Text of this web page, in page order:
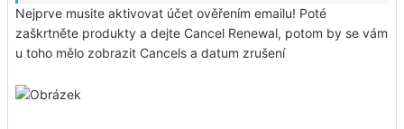
Nejprve musite aktivovat účet ověřením emailu! Poté
zaškrtněte produkty a dejte Cancel Renewal, potom by se vám
u toho mělo zobrazit Cancels a datum zrušení